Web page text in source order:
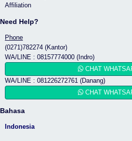
Affiliation
Need Help?
Phone
(0271)782274 (Kantor)
WA/LINE : 08157774000 (Indro)
CHAT
WA/LINE : 081226272761 (Danang)
CHAT
Bahasa
Indonesia